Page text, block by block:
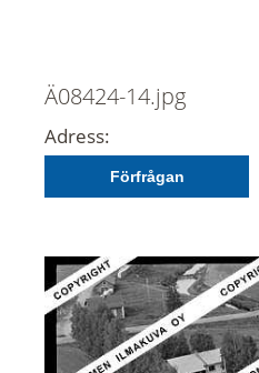
Ä08424-14.jpg
Adress:
Förfrågan